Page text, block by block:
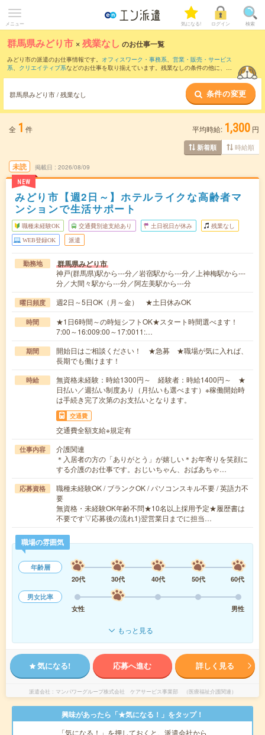
メニュー 気になる! ログイン 検索
群馬県みどり市 ×残業なし のお仕事一覧
みどり市の派遣のお仕事情報です。 オフィスワーク・事務系、 営業・販売・サービス
系、 クリエイティブ系などのお仕事を取り揃えています。残業なしの条件の他に、 交
群馬県みどり市 / 残業なし 条件の変更
全 1 件 平均時給: 1,300 円
新着順 時給順
未読
NEW
掲載日 2026/08/09
みどり市【週2日～】ホテルライクな高齢者マ
ンションで生活サポート
職種未経験OK 交通費別途支給あり 土日祝日が休み 残業なし
WEB登録OK 派遣
勤務地 群馬県みどり市
神戸(群馬県)駅から---分／岩宿駅から---分／上神梅駅から---
分／大間々駅から---分／阿左美駅から---分
曜日頻度 週2日～5日OK（月～金） ★土日休みOK
時間
★1日6時間～の時短シフトOK★スタート時間選べます！
7:00～16:009:00～17:0011:…
期間
開始日はご相談ください！ ★急募 ★職場が気に入れば、
長期でも働けます！
時給
無資格未経験：時給1300円～ 経験者：時給1400円～ ★
日払い／週払い制度あり（月払いも選べます）※稼働開始時
は手続き完了次第のお支払いとなります。
交通費
交通費全額支給※規定有
仕事内容
介護関連
＊入居者の方の「ありがとう」が嬉しい＊お年寄りを笑顔に
する介護のお仕事です。おじいちゃん、おばあちゃ…
応募資格
職種未経験OK / ブランクOK / パソコンスキル不要 / 英語力不
要
無資格・未経験OK年齢不問★10名以上採用予定★履歴書は
不要です▽応募後の流れ1)翌営業日までに担当…
職場の雰囲気
年齢層
20代
30代 40代 50代
60代
男女比率
女性
男性
もっと見る
気になる! 応募へ進む 詳しく見る
派遣会社 マンパワーグループ株式会社 ケアサービス事業部 （医療福祉介護関連）
興味があったら「★気になる！」をタップ！
「気になる！」を押しておくと、派遣会社から